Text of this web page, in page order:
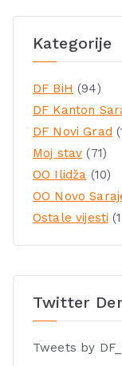
Kategorije
DF BiH (94)
DF Kanton
DF Novi Grad
Moj stav (71)
OO Ilidža (10)
OO Novo
Ostale vijesti
Twitter
Tweets by